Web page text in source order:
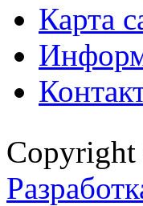
Карта